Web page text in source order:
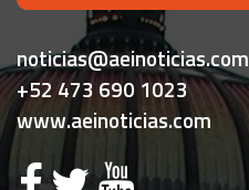
noticias@aeinoticias.com
+52 473 690 1023
www.aeinoticias.com